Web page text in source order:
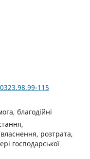
115
благодійні
розтрата,
господарської